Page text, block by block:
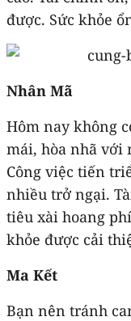
được. Sức khỏe
Nhân Mã
Hôm nay không
mái, hòa nhã với
Công việc tiến
nhiều trở ngại.
tiêu xài hoang
khỏe được cải
Ma Kết
Bạn nên tránh